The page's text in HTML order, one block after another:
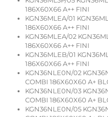
186X60X66 A++ FINI
KGN36MLEA/01
186X60X66 A++ FINI
KGN36MLEA/02
186X60X66 A++ FINI
KGN36MLEB/01
186X60X66 A++ FINI
KGN36NLE0N/02
COMBI 186X60X60 A+
KGN36NLE0N/03
COMBI 186X60X60 A+
KGN36NLE0N/05